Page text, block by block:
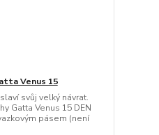
Venus 15
svůj velký návrat.
Gatta Venus 15 DEN
pásem (není